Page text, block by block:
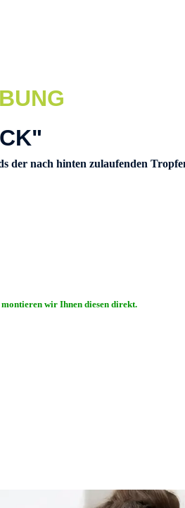
der nach hinten zulaufenden
wir Ihnen diesen direkt.